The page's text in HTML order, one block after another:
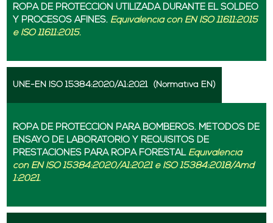
ROPA DE PROTECCIÓN UTILIZADA DURANTE EL SOLDEO
Y PROCESOS AFINES. Equivalencia con EN ISO 11611:2015
e ISO 11611:2015.
UNE-EN ISO 15384:2020/A1:2021 (Normativa EN)
ROPA DE PROTECCIÓN PARA BOMBEROS. MÉTODOS DE
ENSAYO DE LABORATORIO Y REQUISITOS DE
PRESTACIONES PARA ROPA FORESTAL Equivalencia
con EN ISO 15384:2020/A1:2021 e ISO 15384:2018/Amd
1:2021.